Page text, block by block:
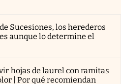
Sucesiones, los herederos
aunque lo determine el
hojas de laurel con ramitas
| Por qué recomiendan